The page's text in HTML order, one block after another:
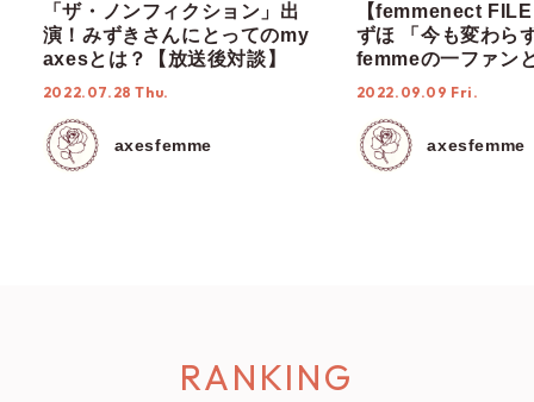
「ザ・ノンフィクション」出
演！みずきさんにとってのmy
axesとは？【放送後対談】
2022.07.28 Thu.
axesfemme
【femmenect
ずほ 「今も変わら
femmeの一ファン
力を届けていきた
2022.09.09 Fri.
axesfemme
RANKING